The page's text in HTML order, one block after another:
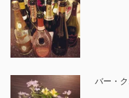
バー・